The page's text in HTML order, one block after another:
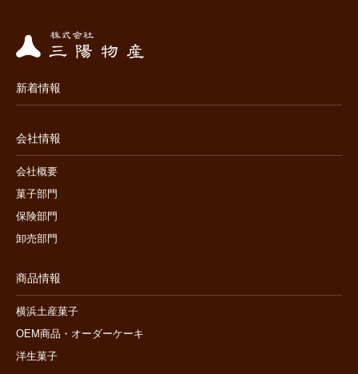
新着情報
会社情報
会社概要
菓子部門
保険部門
卸売部門
商品情報
横浜土産菓子
OEM商品・オーダーケーキ
洋生菓子